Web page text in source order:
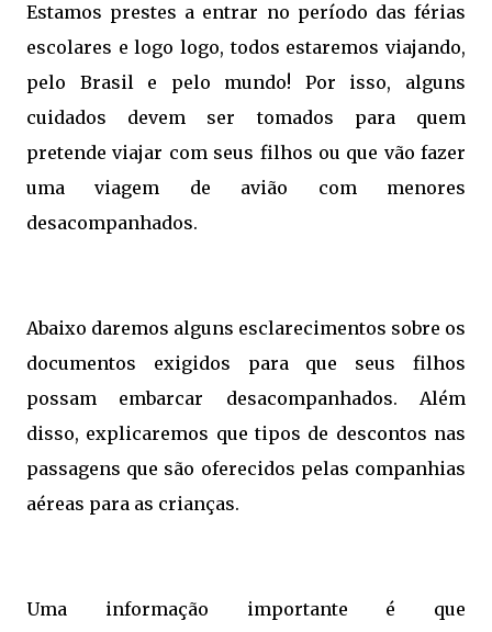
Estamos prestes a entrar no período das férias
escolares e logo logo, todos estaremos viajando,
pelo Brasil e pelo mundo! Por isso, alguns
cuidados devem ser tomados para quem
pretende viajar com seus filhos ou que vão fazer
uma viagem de avião com menores
desacompanhados.
Abaixo daremos alguns esclarecimentos sobre os
documentos exigidos para que seus filhos
possam embarcar desacompanhados. Além
disso, explicaremos que tipos de descontos nas
passagens que são oferecidos pelas companhias
aéreas para as crianças.
Uma informação importante é que